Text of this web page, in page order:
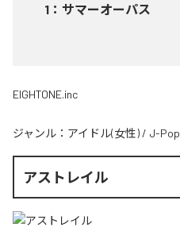
1 ： サマーオーパス
EIGHTONE.inc
ジャンル： アイドル(女性) / J-Pop
アストレイル